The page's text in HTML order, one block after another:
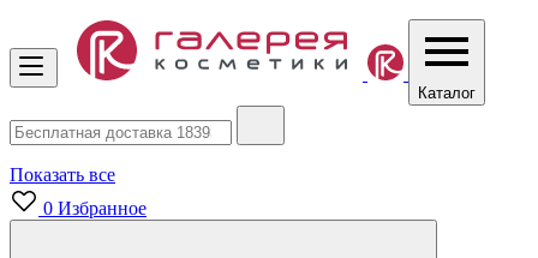
Каталог
Показать все
0 Избранное